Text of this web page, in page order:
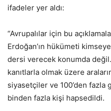
ifadeler yer aldı:
“Avrupalılar için bu
Erdoğan’ın hükümeti
dersi verecek konumda
kanıtlarla olmak üzere
siyasetçiler ve 100’den
binden fazla kişi hapsedildi.